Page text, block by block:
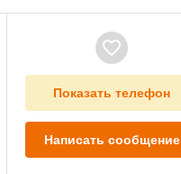
Показать телефон
Написать сообщение